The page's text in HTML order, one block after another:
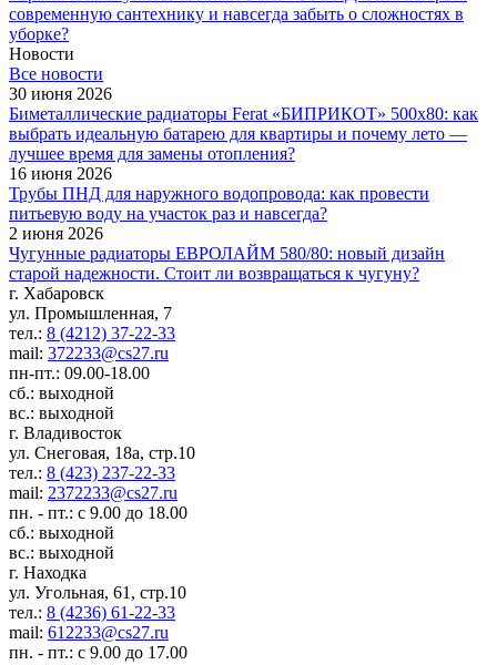
современную сантехнику и навсегда забыть о сложностях в
уборке?
Новости
Все новости
30 июня 2026
Биметаллические радиаторы Ferat «БИПРИКОТ» 500x80: как
выбрать идеальную батарею для квартиры и почему лето —
лучшее время для замены отопления?
16 июня 2026
Трубы ПНД для наружного водопровода: как провести
питьевую воду на участок раз и навсегда?
2 июня 2026
Чугунные радиаторы ЕВРОЛАЙМ 580/80: новый дизайн
старой надежности. Стоит ли возвращаться к чугуну?
г. Хабаровск
ул. Промышленная, 7
тел.: 8 (4212) 37-22-33
mail: 372233@cs27.ru
пн-пт.: 09.00-18.00
сб.: выходной
вс.: выходной
г. Владивосток
ул. Снеговая, 18а, стр.10
тел.: 8 (423) 237-22-33
mail: 2372233@cs27.ru
пн. - пт.: с 9.00 до 18.00
сб.: выходной
вс.: выходной
г. Находка
ул. Угольная, 61, стр.10
тел.: 8 (4236) 61-22-33
mail: 612233@cs27.ru
пн. - пт.: с 9.00 до 17.00